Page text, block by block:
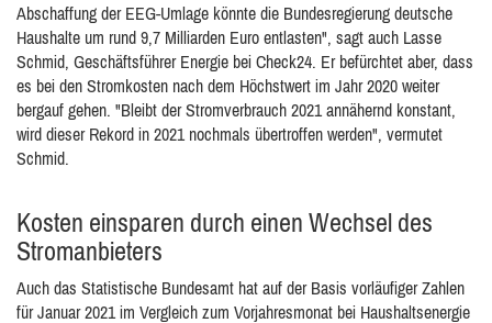
Abschaffung der EEG-Umlage könnte die Bundesregierung deutsche
Haushalte um rund 9,7 Milliarden Euro entlasten", sagt auch Lasse
Schmid, Geschäftsführer Energie bei Check24. Er befürchtet aber, dass
es bei den Stromkosten nach dem Höchstwert im Jahr 2020 weiter
bergauf gehen. "Bleibt der Stromverbrauch 2021 annähernd konstant,
wird dieser Rekord in 2021 nochmals übertroffen werden", vermutet
Schmid.
Kosten einsparen durch einen Wechsel des
Stromanbieters
Auch das Statistische Bundesamt hat auf der Basis vorläufiger Zahlen
für Januar 2021 im Vergleich zum Vorjahresmonat bei Haushaltsenergie